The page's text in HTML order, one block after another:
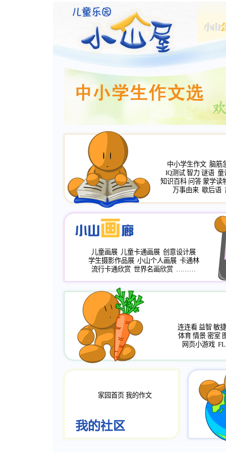
中小学生作文 脑筋
IQ测试 智力 谜语 童
知识百科 问答 蒙学读
万事由来 歇后语
儿童画展 儿童卡通画展 创意设计展
学生摄影作品展 小山个人画展 卡通林
流行卡通欣赏 世界名画欣赏 ………
连连看 益智 敏捷
体育 情景 密室
网页小游戏
家园首页 我的作文